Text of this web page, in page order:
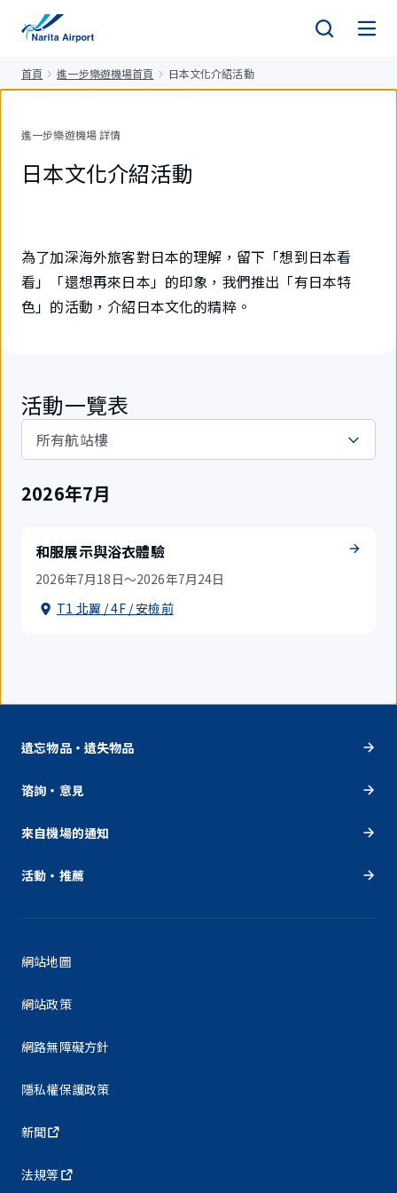
首頁 進一步樂遊機場首頁 日本文化介紹活動
進一步樂遊機場 詳情
日本文化介紹活動
為了加深海外旅客對日本的理解，留下「想到日本看
看」「還想再來日本」的印象，我們推出「有日本特
色」的活動，介紹日本文化的精粹。
活動一覽表
2026年7月
和服展示與浴衣體驗
2026年7月18日～2026年7月24日
T1 北翼 / 4F / 安檢前
遺忘物品・遺失物品
谘詢・意見
來自機場的通知
活動・推薦
網站地圖
網站政策
網路無障礙方針
隱私權保護政策
新聞
法規等